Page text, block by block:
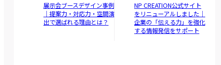
展示会ブースデザイン事例
｜提案力・対応力・空間演
出で選ばれる理由とは？
NP CREATION公式サイト
をリニューアルしました｜
企業の「伝える力」を強化
する情報発信をサポート